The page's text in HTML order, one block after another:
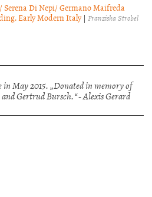
Serena Di Nepi/ Germano Maifreda
Early Modern Italy| Franziska Strobel
in May 2015. „Donated in memory of
Gertrud Bursch.“ - Alexis Gerard